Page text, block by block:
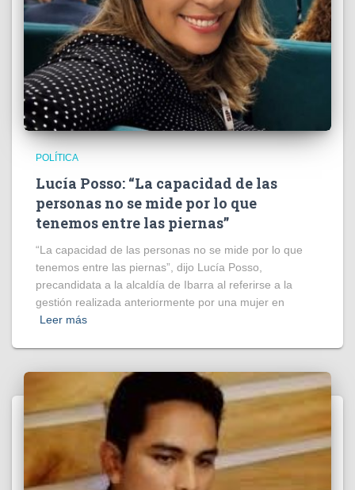
POLÍTICA
Lucía Posso: “La capacidad de las
personas no se mide por lo que
tenemos entre las piernas”
“La capacidad de las personas no se mide por lo que
tenemos entre las piernas”, dijo Lucía Posso,
precandidata a la alcaldía de Ibarra al referirse a la
gestión realizada anteriormente por una mujer en
Leer más